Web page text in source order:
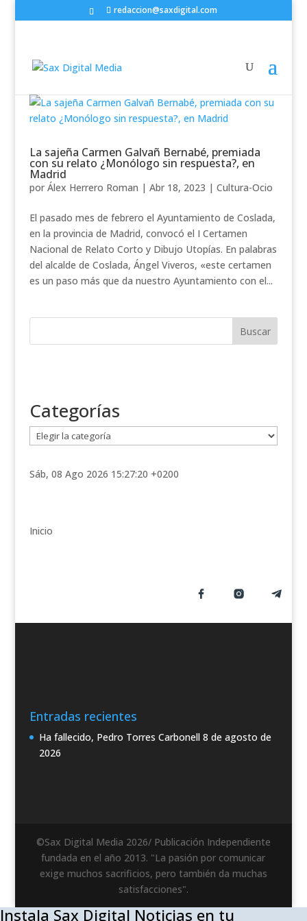
redaccion@saxdigital.com
La sajeña Carmen Galvañ Bernabé, premiada
con su relato ¿Monólogo sin respuesta?, en
Madrid
por Álex Herrero Roman | Abr 18, 2023 | Cultura-Ocio
El pasado mes de febrero el Ayuntamiento de Coslada,
en la provincia de Madrid, convocó el I Certamen
Nacional de Relato Corto y Dibujo Utopías. En palabras
del alcalde de Coslada, Ángel Viveros, «este certamen
es un paso más que da nuestro Ayuntamiento con el...
Categorías
a
e
r
Sáb, 08 Ago 2026 15:27:20 +0200
Inicio
Entradas recientes
Ha fallecido, Pedro Torres Carbonell 8 de agosto de
2026
©Sax Digital Media 2026/ Publicación Independiente
fundada en el año 2013. "La pasión por comunicar
exige muchos sacrificios, pero también da muchas
satisfacciones".
Instala Sax Digital Noticias en tu